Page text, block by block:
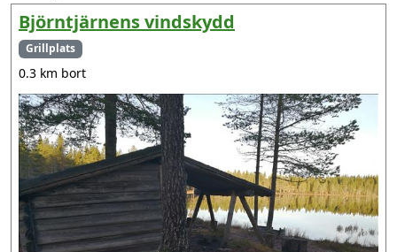
Björntjärnens vindskydd
Grillplats
0.3 km bort